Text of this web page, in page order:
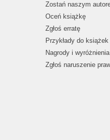
Zostań naszym
Oceń książkę
Zgłoś erratę
Przykłady do książek
Nagrody i wyróżnienia
Zgłoś naruszenie